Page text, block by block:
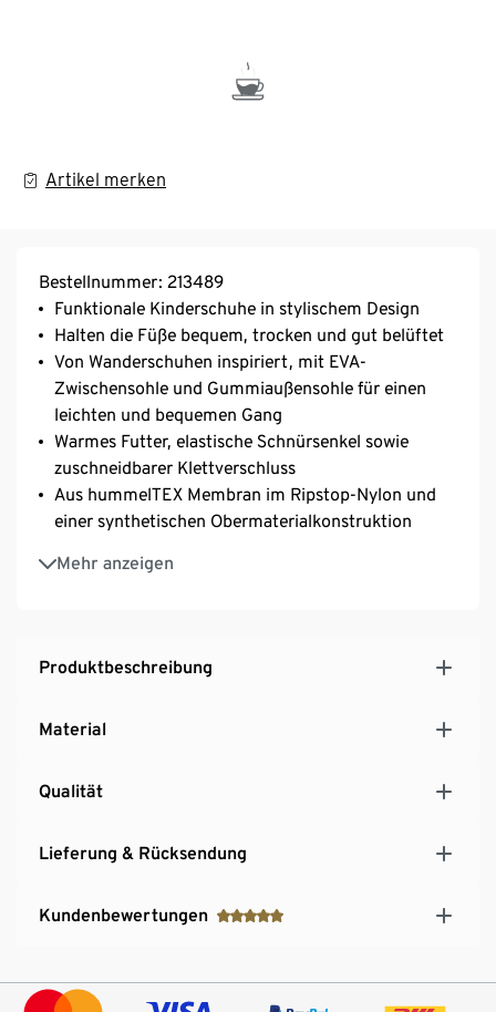
Artikel merken
Bestellnummer: 213489
Funktionale Kinderschuhe in stylischem Design
Halten die Füße bequem, trocken und gut belüftet
Von Wanderschuhen inspiriert, mit EVA-
Zwischensohle und Gummiaußensohle für einen
leichten und bequemen Gang
Warmes Futter, elastische Schnürsenkel sowie
zuschneidbarer Klettverschluss
Aus hummelTEX Membran im Ripstop-Nylon und
einer synthetischen Obermaterialkonstruktion
Mehr anzeigen
Normale Weite. 1–1,5 cm Wachstumsspielraum
Produktbeschreibung
Material
Qualität
Lieferung & Rücksendung
Kundenbewertungen